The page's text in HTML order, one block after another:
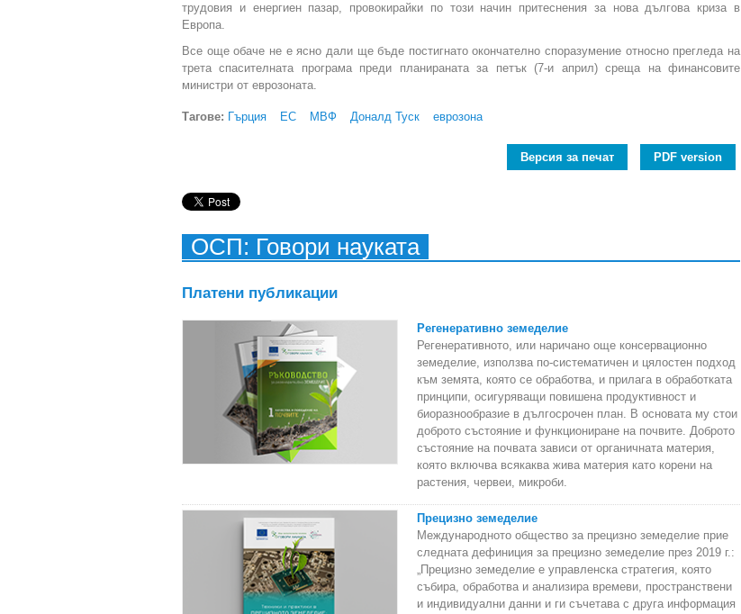
трудовия и енергиен пазар, провокирайки по този начин притеснения за нова дългова криза в
Европа.
Все още обаче не е ясно дали ще бъде постигнато окончателно споразумение относно прегледа на
трета спасителната програма преди планираната за петък (7-и април) среща на финансовите
министри от еврозоната.
Тагове: Гърция ЕС МВФ Доналд Туск еврозона
Версия за печат PDF version
ОСП: Говори науката
Платени публикации
Регенеративно земеделие
Регенеративното, или наричано още консервационно
земеделие, използва по-систематичен и цялостен подход
към земята, която се обработва, и прилага в обработката
принципи, осигуряващи повишена продуктивност и
биоразнообразие в дългосрочен план. В основата му стои
доброто състояние и функциониране на почвите. Доброто
състояние на почвата зависи от органичната материя,
която включва всякаква жива материя като корени на
растения, червеи, микроби.
Прецизно земеделие
Международното общество за прецизно земеделие прие
следната дефиниция за прецизно земеделие през 2019 г.:
„Прецизно земеделие е управленска стратегия, която
събира, обработва и анализира времеви, пространствени
и индивидуални данни и ги съчетава с друга информация